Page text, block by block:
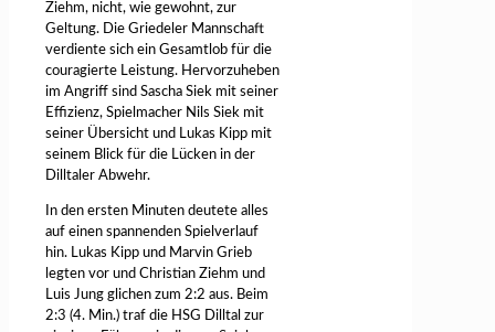
Ziehm, nicht, wie gewohnt, zur
Geltung. Die Griedeler Mannschaft
verdiente sich ein Gesamtlob für die
couragierte Leistung. Hervorzuheben
im Angriff sind Sascha Siek mit seiner
Effizienz, Spielmacher Nils Siek mit
seiner Übersicht und Lukas Kipp mit
seinem Blick für die Lücken in der
Dilltaler Abwehr.
In den ersten Minuten deutete alles
auf einen spannenden Spielverlauf
hin. Lukas Kipp und Marvin Grieb
legten vor und Christian Ziehm und
Luis Jung glichen zum 2:2 aus. Beim
2:3 (4. Min.) traf die HSG Dilltal zur